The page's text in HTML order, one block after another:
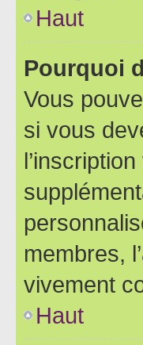
Haut
Pourquoi
Vous
si vous
membres,
vivement
Haut